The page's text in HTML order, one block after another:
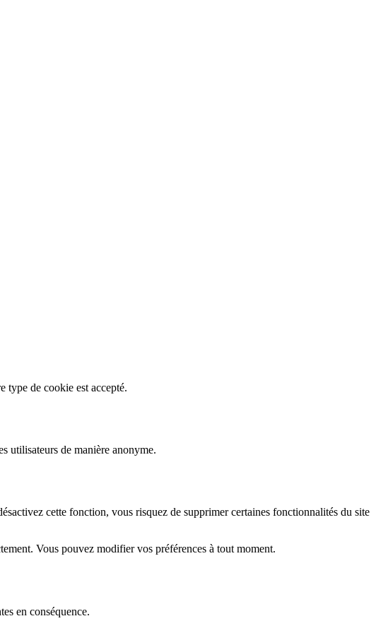
type de cookie est accepté.
utilisateurs de manière anonyme.
cette fonction, vous risquez de supprimer certaines fonctionnalités du site
Vous pouvez modifier vos préférences à tout moment.
en conséquence.